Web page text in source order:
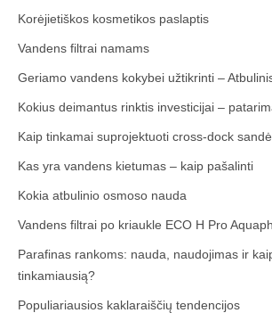
Korėjietiškos kosmetikos paslaptis
Vandens filtrai namams
Geriamo vandens kokybei užtikrinti –
Kokius deimantus rinktis investicijai –
Kaip tinkamai suprojektuoti cross-dock
Kas yra vandens kietumas – kaip pašalinti
Kokia atbulinio osmoso nauda
Vandens filtrai po kriaukle ECO H Pro
Parafinas rankoms: nauda, naudojimas ir
tinkamiausią?
Populiariausios kaklaraiščių tendencijos